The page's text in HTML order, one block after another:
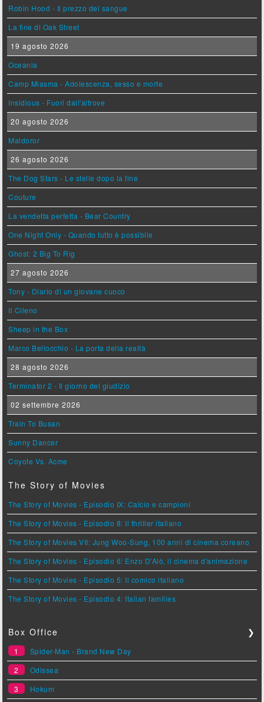
Robin Hood - Il prezzo del sangue
La fine di Oak Street
19 agosto 2026
Oceania
Camp Miasma - Adolescenza, sesso e morte
Insidious - Fuori dall'altrove
20 agosto 2026
Maldoror
26 agosto 2026
The Dog Stars - Le stelle dopo la fine
Couture
La vendetta perfetta - Bear Country
One Night Only - Quando tutto è possibile
Ghost: 2 Big To Rig
27 agosto 2026
Tony - Diario di un giovane cuoco
Il Cileno
Sheep in the Box
Marco Bellocchio - La porta della realtà
28 agosto 2026
Terminator 2 - Il giorno del giudizio
02 settembre 2026
Train To Busan
Sunny Dancer
Coyote Vs. Acme
The Story of Movies
The Story of Movies - Episodio IX: Calcio e campioni
The Story of Movies - Episodio 8: Il thriller italiano
The Story of Movies VII: Jung Woo-Sung, 100 anni di cinema coreano
The Story of Movies - Episodio 6: Enzo D'Alò, il cinema d'animazione
The Story of Movies - Episodio 5: Il comico italiano
The Story of Movies - Episodio 4: Italian families
Box Office ❯
1
Spider-Man - Brand New Day
2
Odissea
3
Hokum